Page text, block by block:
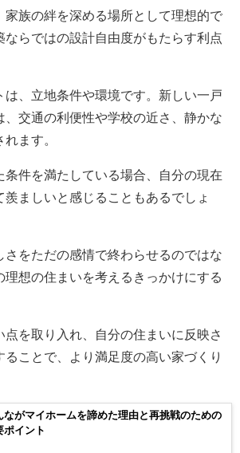
家族の絆を深める場所として理想的で
ならではの設計自由度がもたらす利点
は、立地条件や環境です。新しい一戸
、交通の利便性や学校の近さ、静かな
ます。
条件を満たしている場合、自分の現在
ましいと感じることもあるでしょ
さをただの感情で終わらせるのではな
理想の住まいを考えるきっかけにする
点を取り入れ、自分の住まいに反映さ
ことで、より満足度の高い家づくり
ながマイホームを諦めた理由と再挑戦のための
ポイント